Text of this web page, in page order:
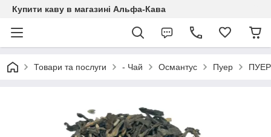
Купити каву в магазині Альфа-Кава
Товари та послуги - Чай Османтус Пуер